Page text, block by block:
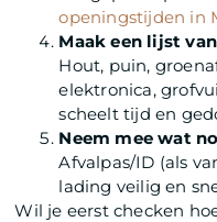
openingstijden in
Maak een lijst
Hout, puin,
elektronica,
scheelt tijd en
Neem mee wat
Afvalpas/ID (als
lading veilig en
Wil je eerst checken